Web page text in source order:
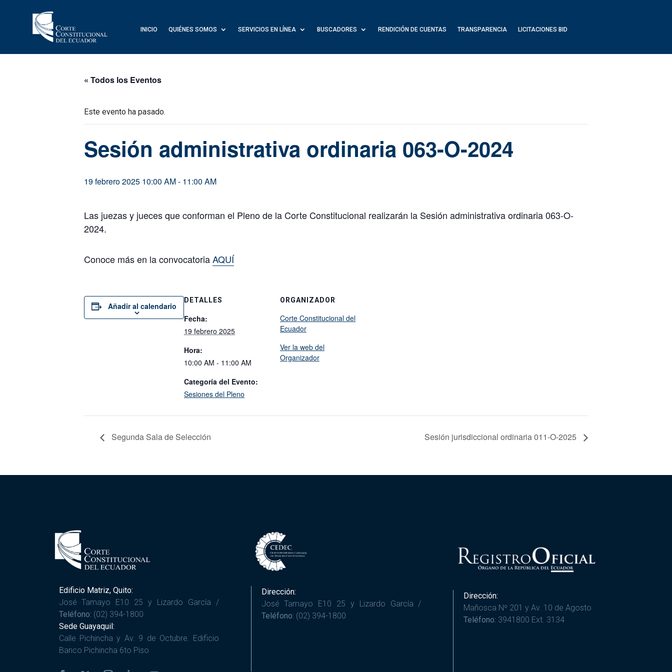
INICIO QUIÉNES SOMOS SERVICIOS EN LÍNEA BUSCADORES RENDICIÓN DE CUENTAS TRANSPARENCIA LICITACIONES BID
« Todos los Eventos
Este evento ha pasado.
Sesión administrativa ordinaria 063-O-2024
19 febrero 2025 10:00 AM- 11:00 AM
Las juezas y jueces que conforman el Pleno de la Corte Constitucional realizarán la Sesión administrativa ordinaria 063-O-
2024.
Conoce más en la convocatoriaAQUÍ
Añadir al calendario
DETALLES
Fecha:
19 febrero 2025
Hora:
10:00 AM - 11:00 AM
Categoría del Evento:
Sesiones del Pleno
ORGANIZADOR
Corte Constitucional del
Ecuador
Ver la web del
Organizador
Segunda Sala de Selección Sesión jurisdiccional ordinaria 011-O-2025
Edificio Matriz, Quito:
José Tamayo E10 25 y Lizardo García /
Teléfono: (02) 394-1800
Sede Guayaquil:
Calle Pichincha y Av. 9 de Octubre. Edificio
Banco Pichincha 6to Piso
Dirección:
José Tamayo E10 25 y Lizardo García /
Teléfono: (02) 394-1800
Dirección:
Mañosca Nº 201 y Av. 10 de Agosto
Teléfono: 3941800 Ext. 3134